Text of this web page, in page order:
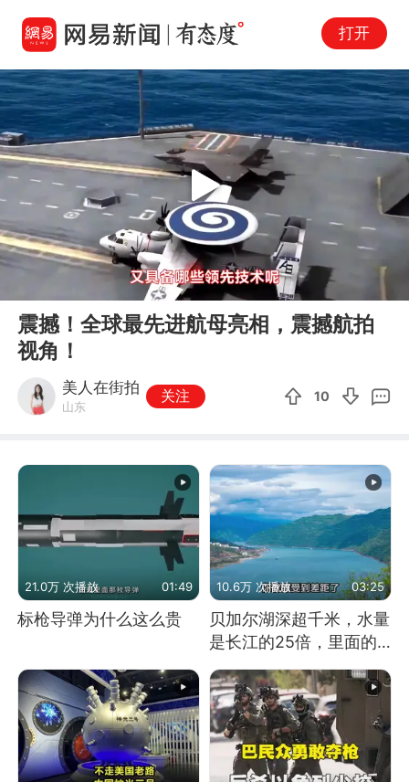
打开
02:25
Play
震撼！全球最先进航母亮相，震撼航拍
视角！
美人在街拍
山东
关注 10
21.0万 次播放 01:49
标枪导弹为什么这么贵
10.6万 次播放 03:25
贝加尔湖深超千米，水量
是长江的25倍，里面的
鱼究竟有多大？